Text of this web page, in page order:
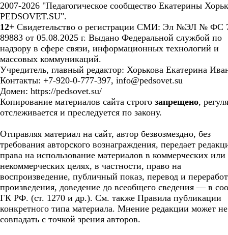
2007-2026 "Педагогическое сообщество Екатерины
PEDSOVET.SU".
12+ Свидетельство о регистрации СМИ: Эл №ЭЛ № ФС
89883 от 05.08.2025 г. Выдано Федеральной службой по
надзору в сфере связи, информационных технологий и
массовых коммуникаций.
Учредитель, главный редактор: Хорькова Екатерина
Контакты: +7-920-0-777-397, info@pedsovet.su
Домен: https://pedsovet.su/
Копирование материалов сайта строго запрещено,
отслеживается и преследуется по закону.
Отправляя материал на сайт, автор безвозмездно, без
требования авторского вознаграждения, передает
права на использование материалов в коммерческих или
некоммерческих целях, в частности, право на
воспроизведение, публичный показ, перевод и
произведения, доведение до всеобщего сведения — в
ГК РФ. (ст. 1270 и др.). См. также Правила публикации
конкретного типа материала. Мнение редакции может не
совпадать с точкой зрения авторов.